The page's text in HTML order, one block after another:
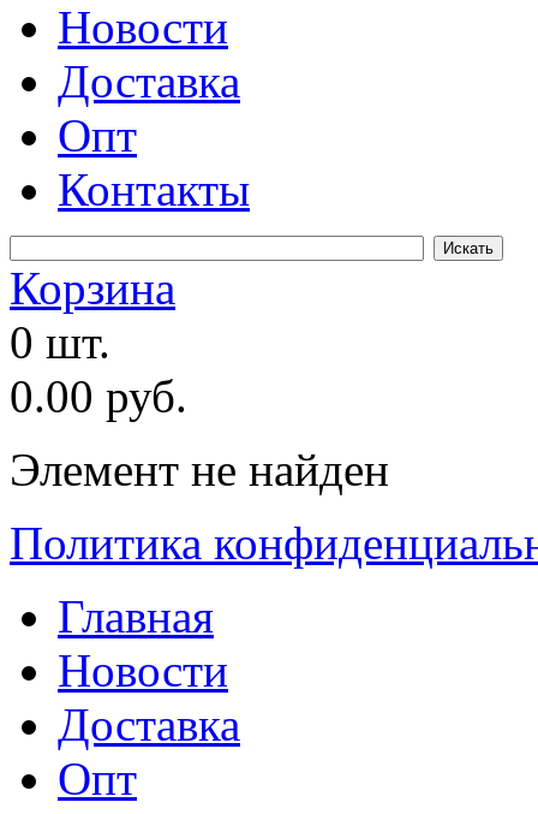
Новости
Доставка
Опт
Контакты
Корзина
0 шт.
0.00 руб.
Элемент не найден
Политика
Главная
Новости
Доставка
Опт